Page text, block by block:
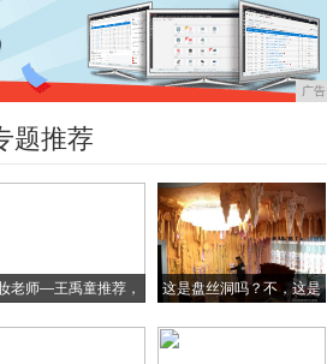
广告
题推荐
老师—王禹童推荐，
这是盘丝洞吗？不，这是